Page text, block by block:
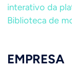
interativo da
Biblioteca de
EMPRESA